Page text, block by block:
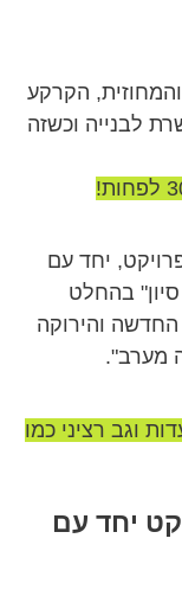
הקרקע
לבנייה וכשזה
יחד עם
בהחלט
והירוקה
מערב".
וגב רציני כמו
יחד עם